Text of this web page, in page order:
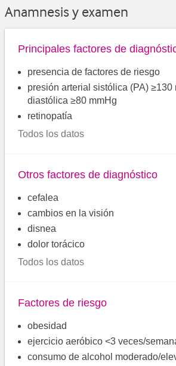
Anamnesis y examen
Principales factores de
presencia de factores de riesgo
presión arterial sistólica (PA) ≥130
diastólica ≥80 mmHg
retinopatía
Todos los datos
Otros factores de diagnóstico
cefalea
cambios en la visión
disnea
dolor torácico
Todos los datos
Factores de riesgo
obesidad
ejercicio aeróbico <3 veces/
consumo de alcohol moderado/